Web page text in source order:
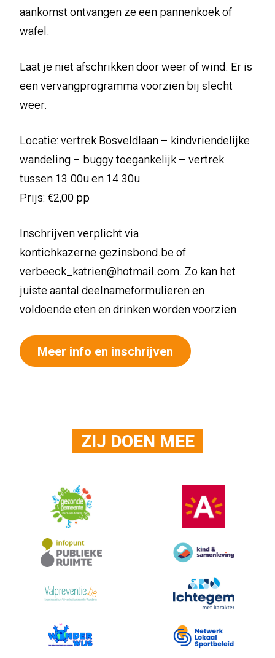
aankomst ontvangen ze een pannenkoek of
wafel.
Laat je niet afschrikken door weer of wind. Er is
een vervangprogramma voorzien bij slecht
weer.
Locatie: vertrek Bosveldlaan – kindvriendelijke
wandeling – buggy toegankelijk – vertrek
tussen 13.00u en 14.30u
Prijs: €2,00 pp
Inschrijven verplicht via
kontichkazerne.gezinsbond.be of
verbeeck_katrien@hotmail.com. Zo kan het
juiste aantal deelnameformulieren en
voldoende eten en drinken worden voorzien.
Meer info en inschrijven
ZIJ DOEN MEE